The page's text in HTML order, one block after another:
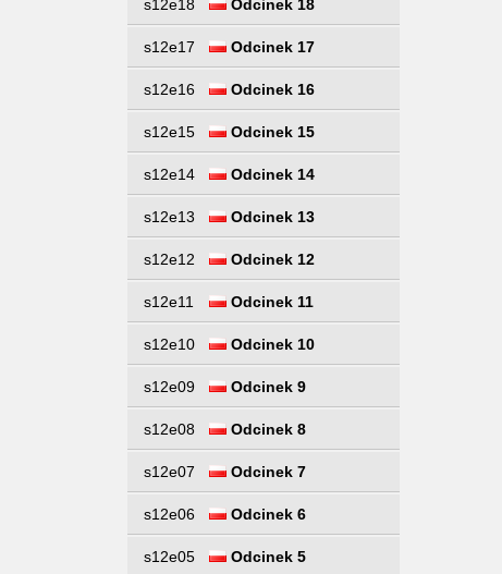
s12e18 Odcinek 18
s12e17 Odcinek 17
s12e16 Odcinek 16
s12e15 Odcinek 15
s12e14 Odcinek 14
s12e13 Odcinek 13
s12e12 Odcinek 12
s12e11 Odcinek 11
s12e10 Odcinek 10
s12e09 Odcinek 9
s12e08 Odcinek 8
s12e07 Odcinek 7
s12e06 Odcinek 6
s12e05 Odcinek 5